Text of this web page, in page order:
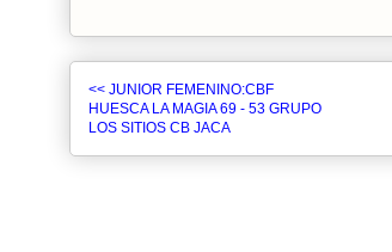
<< JUNIOR FEMENINO:CBF
HUESCA LA MAGIA 69 - 53 GRUPO
LOS SITIOS CB JACA